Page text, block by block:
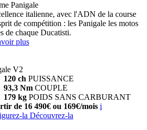
Panigale
italienne, avec l'ADN de la course
de compétition : les Panigale les motos
de chaque Ducatisti.
plus
V2
120 ch PUISSANCE
93,3 Nm COUPLE
179 kg POIDS SANS CARBURANT
de 16 490€ ou 169€/mois i
la Découvrez-la